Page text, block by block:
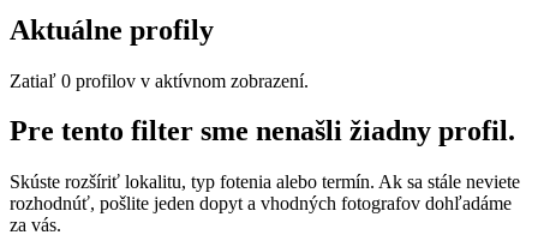
Aktuálne profily
Zatiaľ 0 profilov v aktívnom zobrazení.
Pre tento filter sme nenašli žiadny profil.
Skúste rozšíriť lokalitu, typ fotenia alebo termín. Ak sa stále neviete
rozhodnúť, pošlite jeden dopyt a vhodných fotografov dohľadáme
za vás.